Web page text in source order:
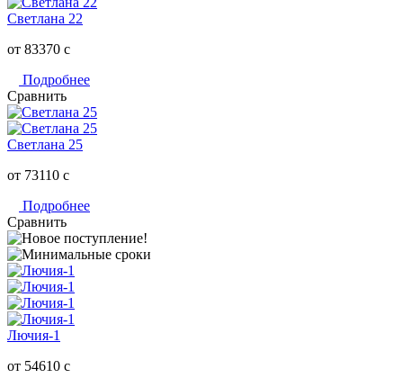
Светлана 22
от 83370 c
Подробнее
Сравнить
Светлана 25
от 73110 c
Подробнее
Сравнить
Лючия-1
от 54610 c